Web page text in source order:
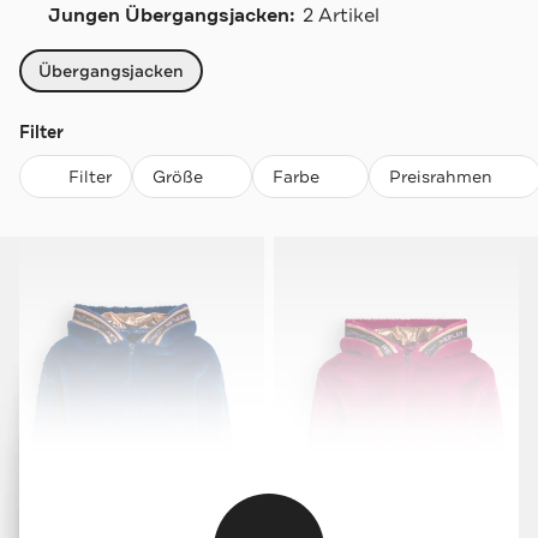
Jungen Übergangsjacken: 2 Artikel
Übergangsjacken
Filter
Filter Größe Farbe Preisrahmen